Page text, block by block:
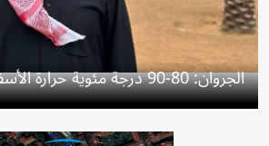
الجروان: 80-90 درجة مئوية حرارة الأسفلت وقت الظهيرة